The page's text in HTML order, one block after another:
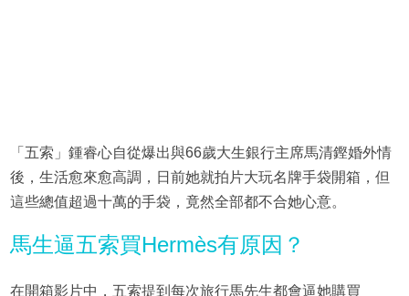
「五索」鍾睿心自從爆出與66歲大生銀行主席馬清鏗婚外情
後，生活愈來愈高調，日前她就拍片大玩名牌手袋開箱，但
這些總值超過十萬的手袋，竟然全部都不合她心意。
馬生逼五索買Hermès有原因？
在開箱影片中，五索提到每次旅行馬先生都會逼她購買